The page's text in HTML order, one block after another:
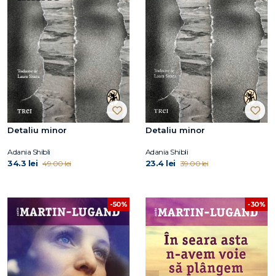
Detaliu minor
Adania Shibli
34.3 lei 49.00 lei
Detaliu minor
Adania Shibli
23.4 lei 39.00 lei
-50% -30%